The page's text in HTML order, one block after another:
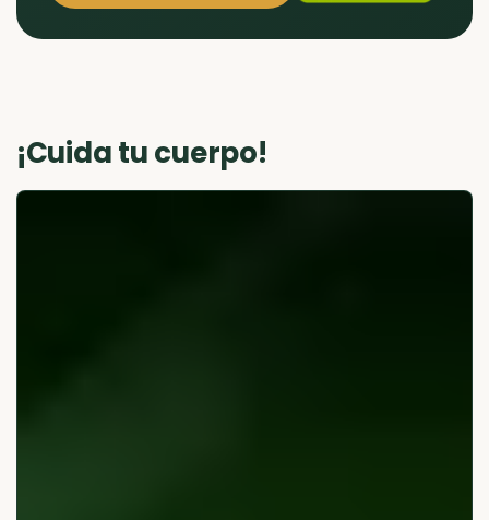
¡Cuida tu cuerpo!